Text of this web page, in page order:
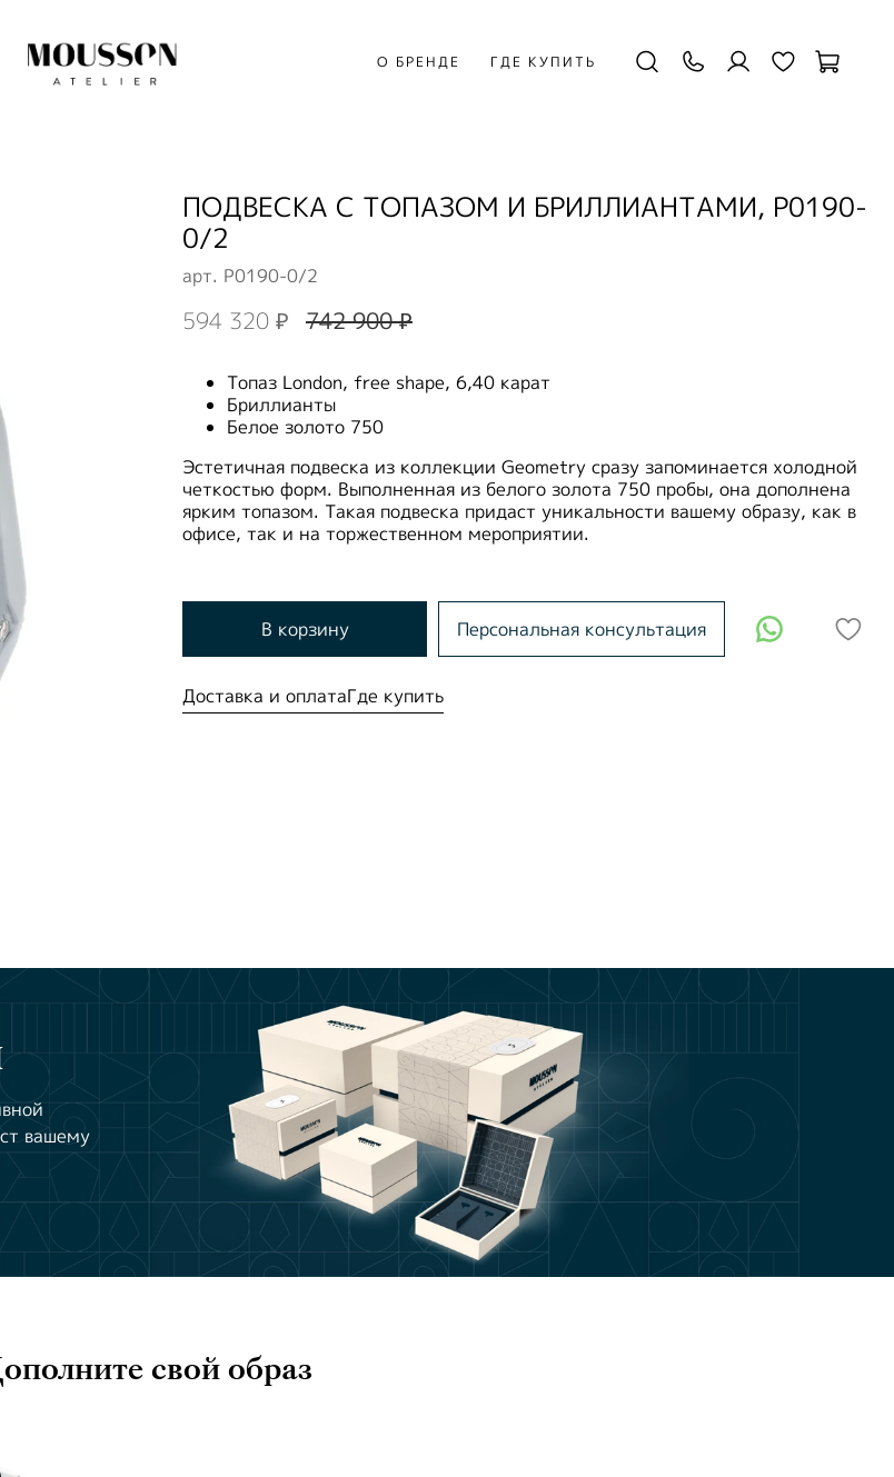
О БРЕНДЕ ГДЕ КУПИТЬ
арт. P0190-0/2
ПОДВЕСКА С ТОПАЗОМ И БРИЛЛИАНТАМИ, P0190-
0/2
594 320 ₽ 742 900 ₽
Топаз London, free shape, 6,40 карат
Бриллианты
Белое золото 750
Эстетичная подвеска из коллекции Geometry сразу запоминается холодной
четкостью форм. Выполненная из белого золота 750 пробы, она дополнена
ярким топазом. Такая подвеска придаст уникальности вашему образу, как в
офисе, так и на торжественном мероприятии.
В корзину Персональная консультация
Доставка и оплатаГде купить
вашему
свой образ